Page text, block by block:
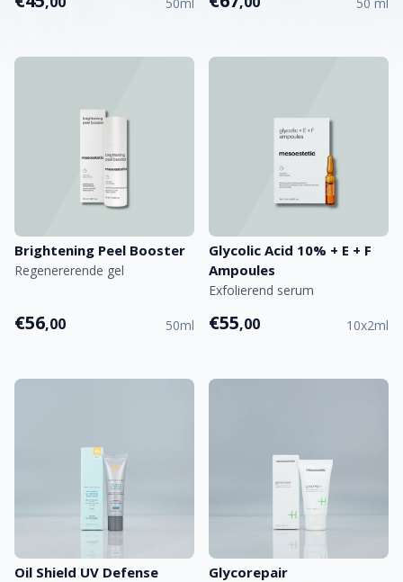
Brightening Peel Booster
Regenererende gel
€56,00 50ml
Glycolic Acid 10% + E + F
Ampoules
Exfolierend serum
€55,00 10x2ml
Oil Shield UV Defense
Glycorepair